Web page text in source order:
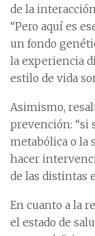
de la
“Pero aquí es
un fondo
la experiencia
estilo de vida
Asimismo,
prevención: “si
metabólica o la
hacer
de las distintas
En cuanto a la
el estado de